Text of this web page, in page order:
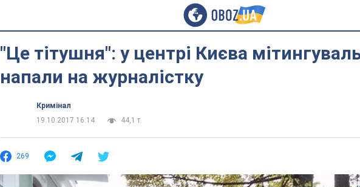
"Це тітушня": у центрі Києва
напали на журналістку
Кримінал
19.10.2017 16:14
44,1 т.
269